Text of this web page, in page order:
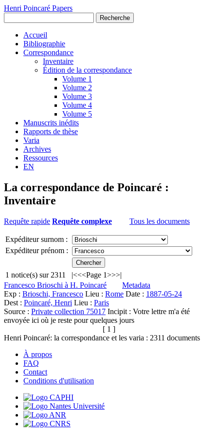
Henri Poincaré Papers
Recherche
Accueil
Bibliographie
Correspondance
Inventaire
Édition de la correspondance
Volume 1
Volume 2
Volume 3
Volume 4
Volume 5
Manuscrits inédits
Rapports de thèse
Varia
Archives
Ressources
EN
La correspondance de Poincaré :
Inventaire
Requête rapide Requête complexe Tous les documents
Expéditeur surnom :
Expéditeur prénom :
1 notice(s) sur 2311 |<<<Page 1>>>|
Francesco Brioschi à H. Poincaré
Metadata
Exp : Brioschi, Francesco Lieu : Rome Date : 1887-05-24
Dest : Poincaré, Henri Lieu : Paris
Source : Private collection 75017 Incipit : Votre lettre m'a été
envoyée ici où je reste pour quelques jours
[ 1 ]
Henri Poincaré: la correspondance et les varia : 2311 documents
À propos
FAQ
Contact
Conditions d'utilisation